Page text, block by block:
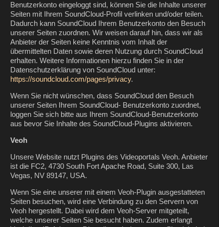
Benutzerkonto eingeloggt sind, können Sie die Inhalte unserer
Seiten mit Ihrem SoundCloud-Profil verlinken und/oder teilen.
Dadurch kann SoundCloud Ihrem Benutzerkonto den Besuch
unserer Seiten zuordnen. Wir weisen darauf hin, dass wir als
Anbieter der Seiten keine Kenntnis vom Inhalt der
übermittelten Daten sowie deren Nutzung durch SoundCloud
erhalten. Weitere Informationen hierzu finden Sie in der
Datenschutzerklärung von SoundCloud unter:
https://soundcloud.com/pages/privacy.
Wenn Sie nicht wünschen, dass SoundCloud den Besuch
unserer Seiten Ihrem SoundCloud- Benutzerkonto zuordnet,
loggen Sie sich bitte aus Ihrem SoundCloud-Benutzerkonto
aus bevor Sie Inhalte des SoundCloud-Plugins aktivieren.
Veoh
Unsere Website nutzt Plugins des Videoportals Veoh. Anbieter
ist die FC2, 4730 South Fort Apache Road, Suite 300, Las
Vegas, NV 89147, USA.
Wenn Sie eine unserer mit einem Veoh-Plugin ausgestatteten
Seiten besuchen, wird eine Verbindung zu den Servern von
Veoh hergestellt. Dabei wird dem Veoh-Server mitgeteilt,
welche unserer Seiten Sie besucht haben. Zudem erlangt